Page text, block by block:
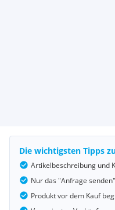
Die wichtigsten Tipps
Artikelbeschreibung und
Nur das "Anfrage
Produkt vor dem Kauf